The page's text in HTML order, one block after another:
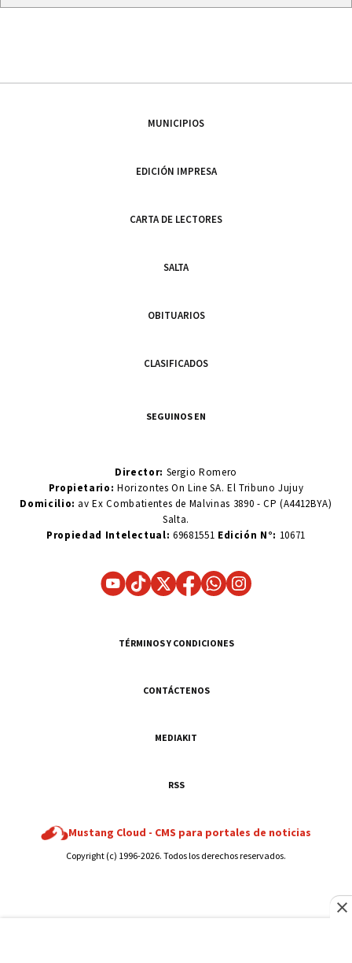
MUNICIPIOS
EDICIÓN IMPRESA
CARTA DE LECTORES
SALTA
OBITUARIOS
CLASIFICADOS
SEGUINOS EN
Director: Sergio Romero
Propietario:Horizontes On Line SA. El Tribuno Jujuy
Domicilio: av Ex Combatientes de Malvinas 3890 - CP (A4412BYA)
Salta.
Propiedad Intelectual: 69681551 Edición N°: 10671
TÉRMINOS Y CONDICIONES
CONTÁCTENOS
MEDIAKIT
RSS
Mustang Cloud - CMS para portales de noticias
Copyright (c) 1996-2026. Todos los derechos reservados.